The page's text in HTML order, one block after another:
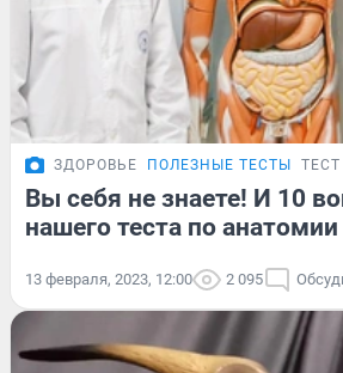
ЗДОРОВЬЕ ПОЛЕЗНЫЕ ТЕСТЫ ТЕСТ
Вы себя не знаете! И 10
нашего теста по
13 февраля, 2023, 12:00 2 095